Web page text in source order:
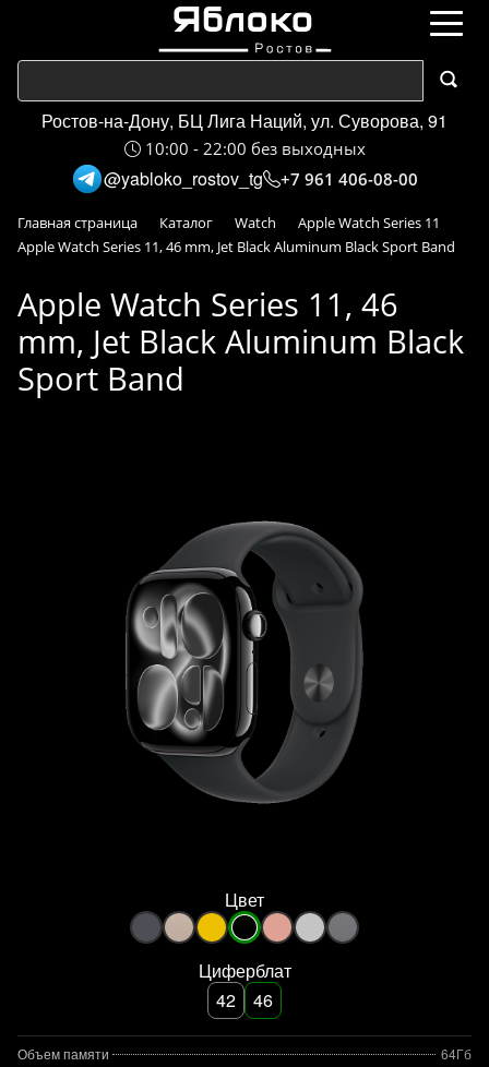
Ростов-на-Дону, БЦ Лига Наций, ул. Суворова, 91
10:00 - 22:00 без выходных
@yabloko_rostov_tg +7 961 406-08-00
Главная страница Каталог Watch
Apple Watch Series 11
Apple Watch Series 11, 46 mm, Jet Black Aluminum Black Sport Band
Apple Watch Series 11, 46
mm, Jet Black Aluminum Black
Sport Band
Цвет
Циферблат
42
46
Объем памяти 64Гб